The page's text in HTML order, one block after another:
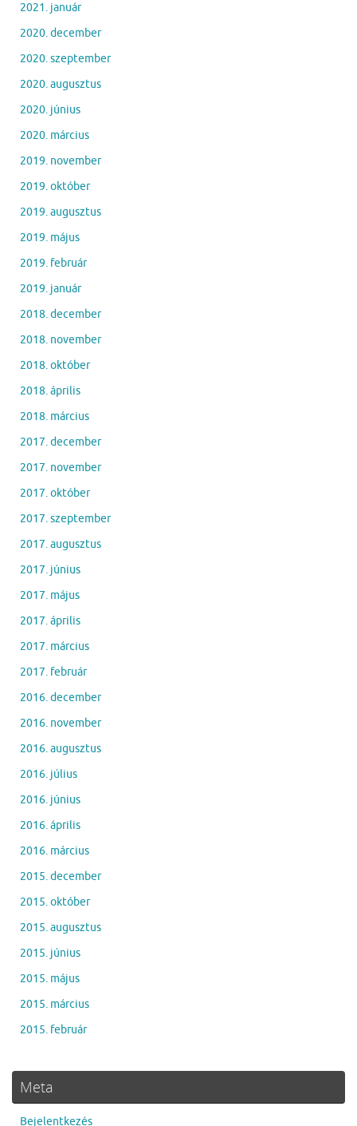
2021. január
2020. december
2020. szeptember
2020. augusztus
2020. június
2020. március
2019. november
2019. október
2019. augusztus
2019. május
2019. február
2019. január
2018. december
2018. november
2018. október
2018. április
2018. március
2017. december
2017. november
2017. október
2017. szeptember
2017. augusztus
2017. június
2017. május
2017. április
2017. március
2017. február
2016. december
2016. november
2016. augusztus
2016. július
2016. június
2016. április
2016. március
2015. december
2015. október
2015. augusztus
2015. június
2015. május
2015. március
2015. február
Meta
Bejelentkezés